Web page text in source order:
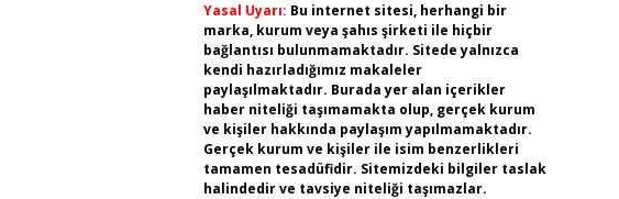
Yasal Uyarı: Bu internet sitesi, herhangi bir
marka, kurum veya şahıs şirketi ile hiçbir
bağlantısı bulunmamaktadır. Sitede yalnızca
kendi hazırladığımız makaleler
paylaşılmaktadır. Burada yer alan içerikler
haber niteliği taşımamakta olup, gerçek kurum
ve kişiler hakkında paylaşım yapılmamaktadır.
Gerçek kurum ve kişiler ile isim benzerlikleri
tamamen tesadüfidir. Sitemizdeki bilgiler taslak
halindedir ve tavsiye niteliği taşımazlar.